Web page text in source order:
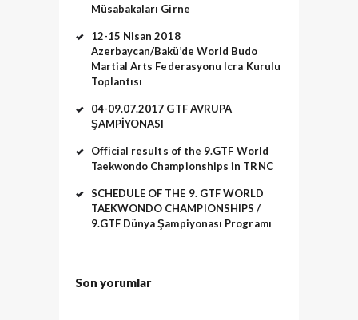
Müsabakaları Girne
12-15 Nisan 2018
Azerbaycan/Bakü’de World Budo
Martial Arts Federasyonu Icra Kurulu
Toplantısı
04-09.07.2017 GTF AVRUPA
ŞAMPİYONASI
Official results of the 9.GTF World
Taekwondo Championships in TRNC
SCHEDULE OF THE 9. GTF WORLD
TAEKWONDO CHAMPIONSHIPS /
9.GTF Dünya Şampiyonası Programı
Son yorumlar